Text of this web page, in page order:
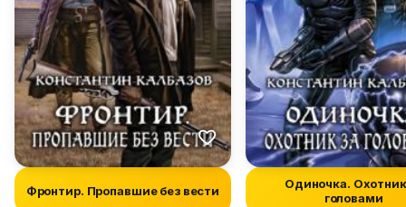
Фронтир. Пропавшие без вести
Одиночка.
головами